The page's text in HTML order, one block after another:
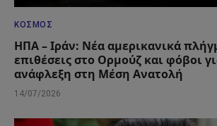
ΚΌΣΜΟΣ
ΗΠΑ – Ιράν: Νέα αμερικανικά
επιθέσεις στο Ορμούζ και φόβοι
ανάφλεξη στη Μέση Ανατολή
14/07/2026